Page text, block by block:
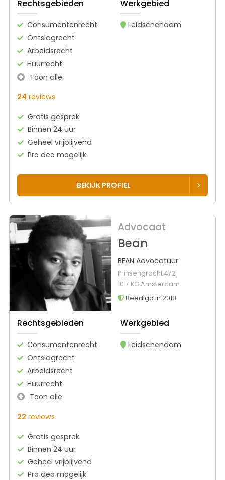
Rechtsgebieden
Consumentenrecht
Ontslagrecht
Arbeidsrecht
Huurrecht
Toon alle
Werkgebied
Leidschendam
24 reviews
Gratis gesprek
Binnen 24 uur
Geheel vrijblijvend
Pro deo mogelijk
BEKIJK PROFIEL
Advocaat
Bean
BEAN Advocatuur
Prinsengracht 472
1017 KG Amsterdam
Beëdigd in 2018
Rechtsgebieden
Consumentenrecht
Ontslagrecht
Arbeidsrecht
Huurrecht
Toon alle
Werkgebied
Leidschendam
22 reviews
Gratis gesprek
Binnen 24 uur
Geheel vrijblijvend
Pro deo mogelijk